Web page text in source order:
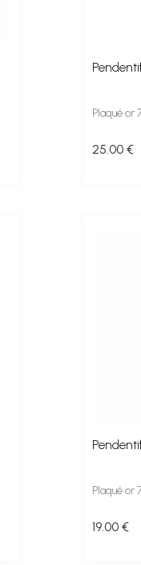
Plaqué or
25.00 €
Plaqué or
19.00 €